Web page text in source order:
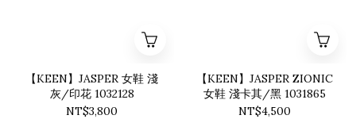
【KEEN】JASPER 女鞋 淺
灰/印花 1032128
NT$3,800
【KEEN】JASPER ZIONIC
女鞋 淺卡其/黑 1031865
NT$4,500